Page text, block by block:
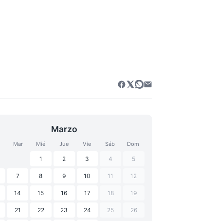
Marzo
Mar Mié Jue Vie Sáb Dom
1 2 3 4 5
7 8 9 10 11 12
14 15 16 17 18 19
21 22 23 24 25 26